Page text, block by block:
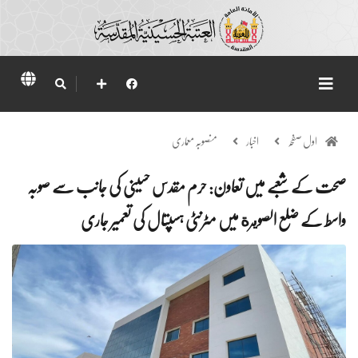
اول صفحہ اخبار منصوبہ معماری
صحت کے شعبے میں تعاون: حرم مقدس حسینی کی جانب سے صوبہ
واسط کے ضلع الصويرة میں مٹرنٹی ہسپتال کی تعمیر جاری